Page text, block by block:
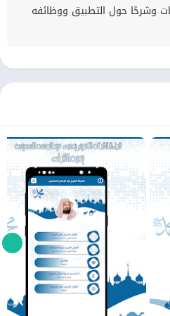
وشرحًا حول التطبيق ووظائفه